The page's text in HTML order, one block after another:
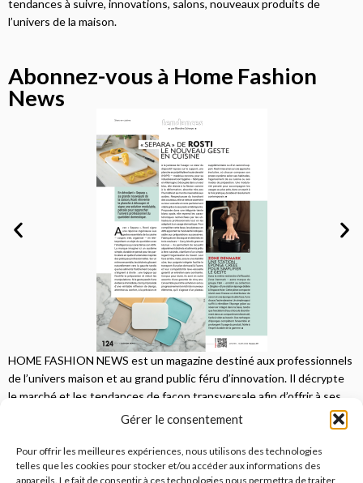
Gérer le consentement
Pour offrir les meilleures expériences, nous utilisons des technologies
telles que les cookies pour stocker et/ou accéder aux informations des
appareils. Le fait de consentir à ces technologies nous permettra de traiter
tendances à suivre, innovations, salons, nouveaux produits de
l’univers de la maison.
Abonnez-vous à Home Fashion
News
HOME FASHION NEWS est un magazine destiné aux professionnels
de l’univers maison et au grand public féru d’innovation. Il décrypte
le marché et les tendances de façon transversale afin d’offrir à ses
lecteurs une vision complète.
JE M'ABONNE